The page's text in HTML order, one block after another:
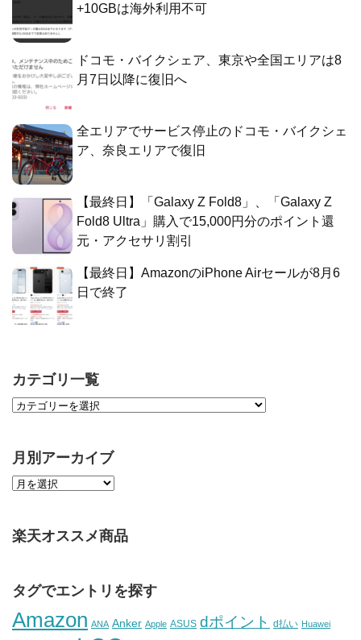
+10GBは海外利用不可
ドコモ・バイクシェア、東京や全国エリアは8
月7日以降に復旧へ
全エリアでサービス停止のドコモ・バイクシェ
ア、奈良エリアで復旧
【最終日】「Galaxy Z Fold8」、「Galaxy Z
Fold8 Ultra」購入で15,000円分のポイント還
元・アクセサリ割引
【最終日】AmazonのiPhone Airセールが8月6
日で終了
カテゴリ一覧
月別アーカイブ
楽天オススメ商品
タグでエントリを探す
Amazon ANA Anker Apple ASUS dポイント d払い Huawei